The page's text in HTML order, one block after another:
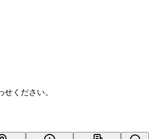
ください。